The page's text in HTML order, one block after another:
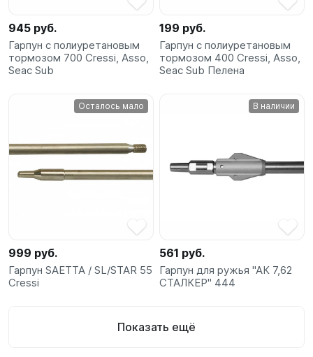
945 руб.
Гарпун с полиуретановым
тормозом 700 Cressi, Asso,
Seac Sub
199 руб.
Гарпун с полиуретановым
тормозом 400 Cressi, Asso,
Seac Sub Пелена
Осталось мало
999 руб.
Гарпун SAETTA / SL/STAR 55
Cressi
В наличии
561 руб.
Гарпун для ружья "АК 7,62
СТАЛКЕР" 444
Показать ещё